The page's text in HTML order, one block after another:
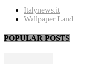
Italynews.it
Wallpaper Land
POPULAR POSTS